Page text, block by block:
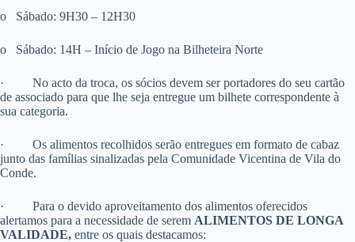
o Sábado: 9H30 – 12H30
o Sábado: 14H – Início de Jogo na Bilheteira Norte
·
No acto da troca, os sócios devem ser portadores do seu cartão
de associado para que lhe seja entregue um bilhete correspondente à
sua categoria.
·
Os alimentos recolhidos serão entregues em formato de cabaz
junto das famílias sinalizadas pela Comunidade Vicentina de Vila do
Conde.
·
Para o devido aproveitamento dos alimentos oferecidos
alertamos para a necessidade de serem ALIMENTOS DE LONGA
VALIDADE, entre os quais destacamos: